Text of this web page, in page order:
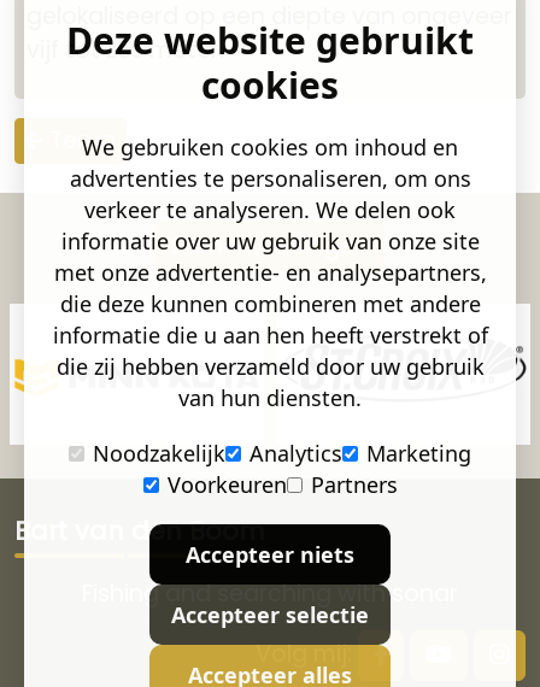
vijf tot zes meter.
Terug
Samenwerkingen
Bart van den Boom
Fishing and searching with sonar
Volg mij:
Deze website gebruikt
cookies
We gebruiken cookies om inhoud en
advertenties te personaliseren, om ons
verkeer te analyseren. We delen ook
informatie over uw gebruik van onze site
met onze advertentie- en analysepartners,
die deze kunnen combineren met andere
informatie die u aan hen heeft verstrekt of
die zij hebben verzameld door uw gebruik
van hun diensten.
Noodzakelijk
Analytics
Marketing
Voorkeuren
Partners
Accepteer niets
Accepteer selectie
Accepteer alles